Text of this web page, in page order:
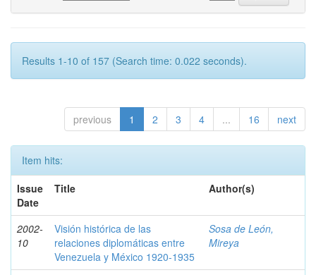
Results 1-10 of 157 (Search time: 0.022 seconds).
previous 1 2 3 4 ... 16 next
Item hits:
Issue
Date
Title Author(s)
2002-
10
Visión histórica de las
relaciones diplomáticas entre
Venezuela y México 1920-1935
Sosa de León,
Mireya